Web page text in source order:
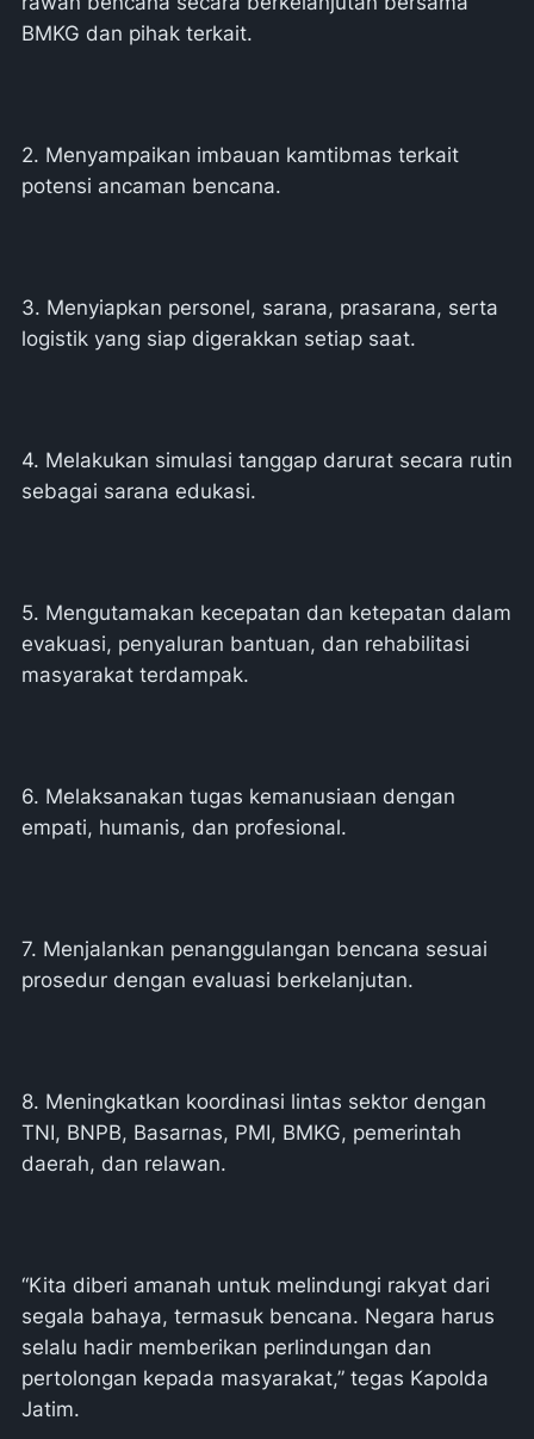
BMKG dan pihak terkait.
2. Menyampaikan imbauan kamtibmas terkait
potensi ancaman bencana.
3. Menyiapkan personel, sarana, prasarana, serta
logistik yang siap digerakkan setiap saat.
4. Melakukan simulasi tanggap darurat secara rutin
sebagai sarana edukasi.
5. Mengutamakan kecepatan dan ketepatan dalam
evakuasi, penyaluran bantuan, dan rehabilitasi
masyarakat terdampak.
6. Melaksanakan tugas kemanusiaan dengan
empati, humanis, dan profesional.
7. Menjalankan penanggulangan bencana sesuai
prosedur dengan evaluasi berkelanjutan.
8. Meningkatkan koordinasi lintas sektor dengan
TNI, BNPB, Basarnas, PMI, BMKG, pemerintah
daerah, dan relawan.
“Kita diberi amanah untuk melindungi rakyat dari
segala bahaya, termasuk bencana. Negara harus
selalu hadir memberikan perlindungan dan
pertolongan kepada masyarakat,” tegas Kapolda
Jatim.